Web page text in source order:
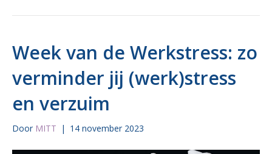
Week van de Werkstress: zo
verminder jij (werk)stress
en verzuim
Door MITT | 14 november 2023